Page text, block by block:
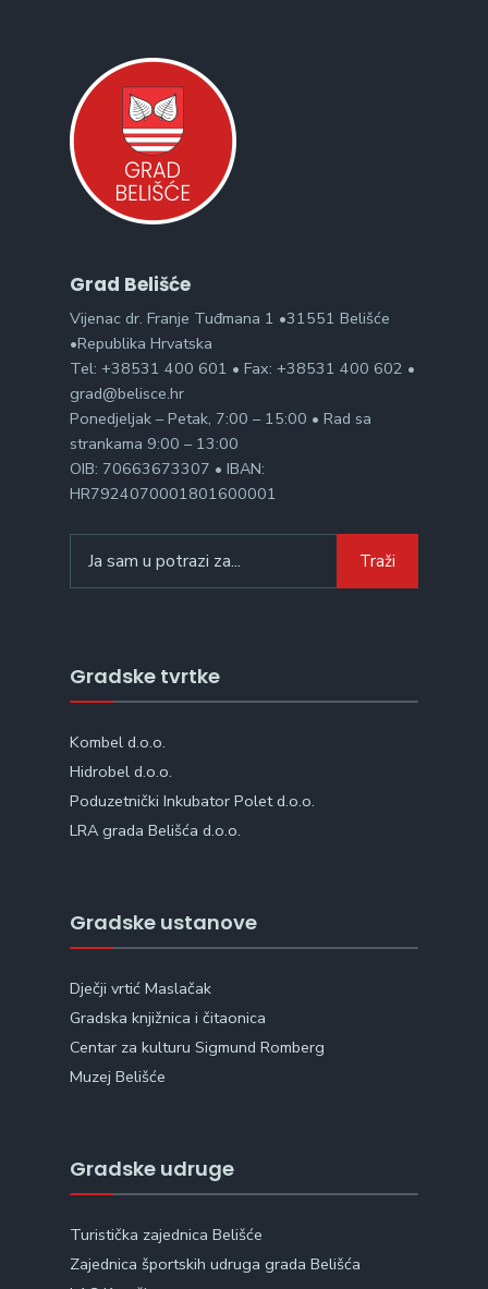
Grad Belišće
Vijenac dr. Franje Tuđmana 1 •31551 Belišće
•Republika Hrvatska
Tel: +38531 400 601 • Fax: +38531 400 602 •
grad@belisce.hr
Ponedjeljak – Petak, 7:00 – 15:00 • Rad sa
strankama 9:00 – 13:00
OIB: 70663673307 • IBAN:
HR7924070001801600001
for:
Traži
Gradske tvrtke
Kombel d.o.o.
Hidrobel d.o.o.
Poduzetnički Inkubator Polet d.o.o.
LRA grada Belišća d.o.o.
Gradske ustanove
Dječji vrtić Maslačak
Gradska knjižnica i čitaonica
Centar za kulturu Sigmund Romberg
Muzej Belišće
Gradske udruge
Turistička zajednica Belišće
Zajednica športskih udruga grada Belišća